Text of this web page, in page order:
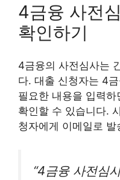
4금융 사전
확인하기
4금융의 사전심사는
다. 대출 신청자는 4
필요한 내용을 입력
확인할 수 있습니다.
청자에게 이메일로 발
“4금융 사전심